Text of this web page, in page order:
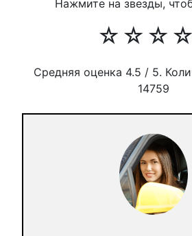
Нажмите на звезды,
☆
☆
☆
☆
Средняя оценка 4.5 / 5.
14759